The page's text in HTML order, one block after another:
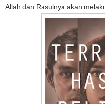
Allah dan Rasulnya akan